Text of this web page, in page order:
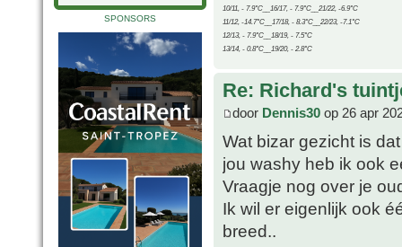
SPONSORS
10/11, - 7.9°C__16/17, - 7.9°C__21/22, -6.9°C
11/12, -14.7°C__17/18, - 8.3°C__22/23, -7.1°C
12/13, - 7.9°C__18/19, - 7.5°C
13/14, - 0.8°C__19/20, - 2.8°C
Re: Richard's
door Dennis30 op 26 apr
Wat bizar gezicht is
jou washy heb ik ook
Vraagje nog over je
Ik wil er eigenlijk ook
breed..